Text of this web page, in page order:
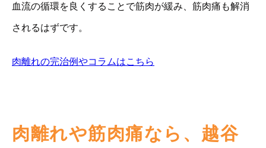
血流の循環を良くすることで筋肉が緩み、筋肉痛も解消
されるはずです。
肉離れの完治例やコラムはこちら
肉離れや筋肉痛なら、越谷